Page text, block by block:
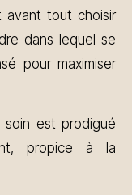
avant tout choisir
dans lequel se
pour maximiser
soin est prodigué
propice à la